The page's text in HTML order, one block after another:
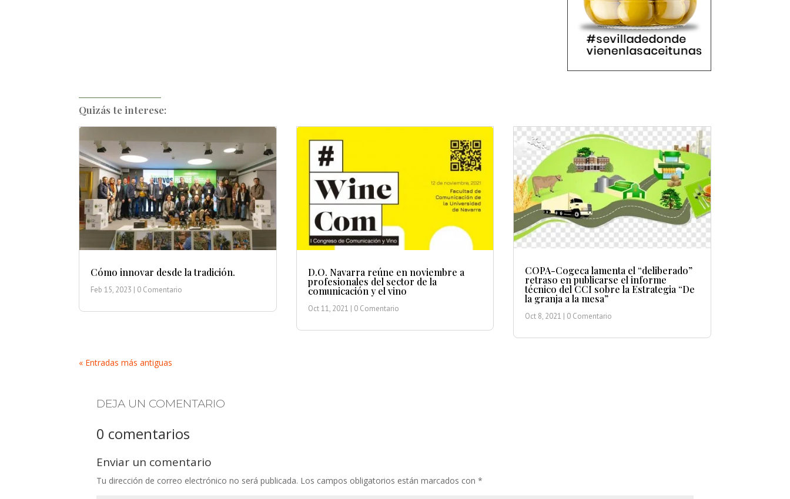
Quizás te interese:
Cómo innovar desde la tradición.
Feb 15, 2023 | 0 Comentario
D.O. Navarra reúne en noviembre a
profesionales del sector de la
comunicación y el vino
Oct 11, 2021 | 0 Comentario
COPA-Cogeca lamenta el “deliberado”
retraso en publicarse el informe
técnico del CCI sobre la Estrategia “De
la granja a la mesa”
Oct 8, 2021 | 0 Comentario
« Entradas más antiguas
DEJA UN COMENTARIO
0 comentarios
Enviar un comentario
Tu dirección de correo electrónico no será publicada. Los campos obligatorios están marcados con*